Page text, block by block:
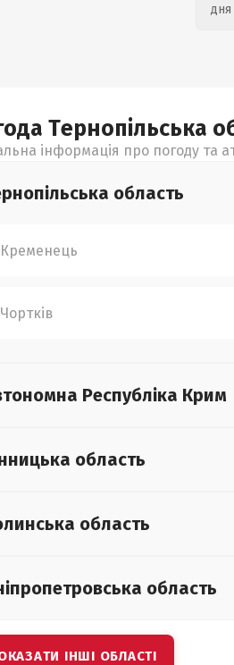
Тернопільська
інформація про погоду та
область
Кременець
Чортків
Республіка Крим
область
область
область
ІНШІ ОБЛАСТІ